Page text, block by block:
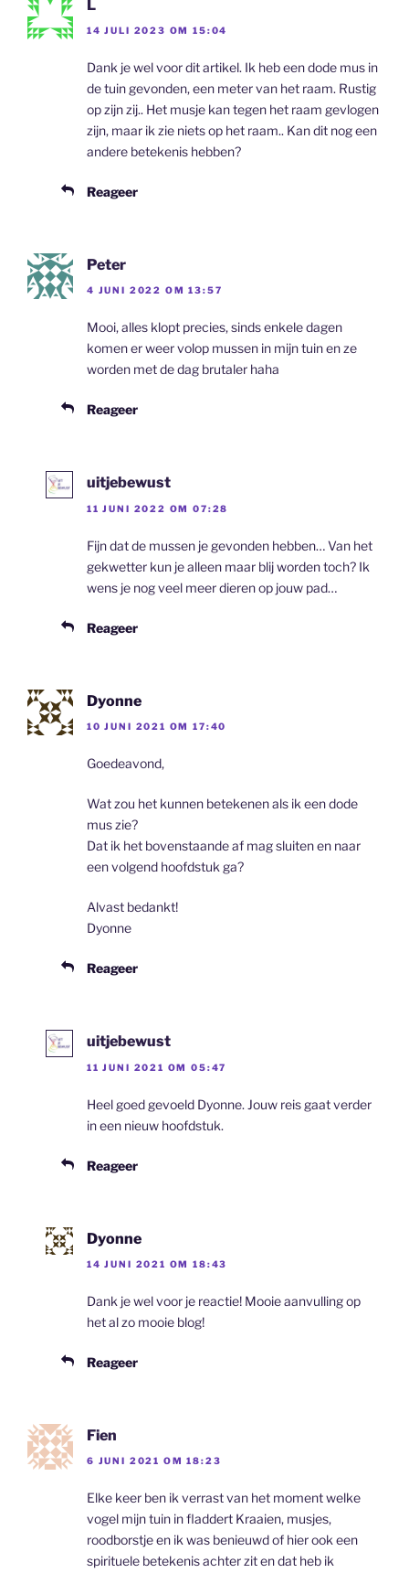
L
14 JULI 2023 OM 15:04
Dank je wel voor dit artikel. Ik heb een dode mus in
de tuin gevonden, een meter van het raam. Rustig
op zijn zij.. Het musje kan tegen het raam gevlogen
zijn, maar ik zie niets op het raam.. Kan dit nog een
andere betekenis hebben?
Reageer
Peter
4 JUNI 2022 OM 13:57
Mooi, alles klopt precies, sinds enkele dagen
komen er weer volop mussen in mijn tuin en ze
worden met de dag brutaler haha
Reageer
uitjebewust
11 JUNI 2022 OM 07:28
Fijn dat de mussen je gevonden hebben… Van het
gekwetter kun je alleen maar blij worden toch? Ik
wens je nog veel meer dieren op jouw pad…
Reageer
Dyonne
10 JUNI 2021 OM 17:40
Goedeavond,
Wat zou het kunnen betekenen als ik een dode
mus zie?
Dat ik het bovenstaande af mag sluiten en naar
een volgend hoofdstuk ga?
Alvast bedankt!
Dyonne
Reageer
uitjebewust
11 JUNI 2021 OM 05:47
Heel goed gevoeld Dyonne. Jouw reis gaat verder
in een nieuw hoofdstuk.
Reageer
Dyonne
14 JUNI 2021 OM 18:43
Dank je wel voor je reactie! Mooie aanvulling op
het al zo mooie blog!
Reageer
Fien
6 JUNI 2021 OM 18:23
Elke keer ben ik verrast van het moment welke
vogel mijn tuin in fladdert Kraaien, musjes,
roodborstje en ik was benieuwd of hier ook een
spirituele betekenis achter zit en dat heb ik